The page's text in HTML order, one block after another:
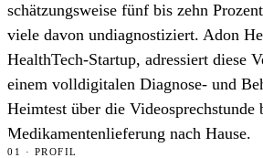
Jetzt downloaden
schätzungsweise fünf bis zehn
viele davon undiagnostiziert. Adon
HealthTech-Startup, adressiert diese
einem volldigitalen Diagnose- und
Heimtest über die Videosprechstunde
Medikamentenlieferung nach Hause.
01 · PROFIL